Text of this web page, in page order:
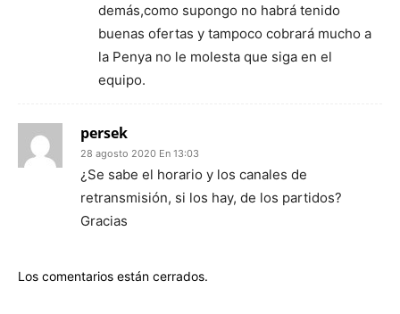
demás,como supongo no habrá tenido
buenas ofertas y tampoco cobrará mucho a
la Penya no le molesta que siga en el
equipo.
persek
28 agosto 2020 En 13:03
¿Se sabe el horario y los canales de
retransmisión, si los hay, de los partidos?
Gracias
Los comentarios están cerrados.